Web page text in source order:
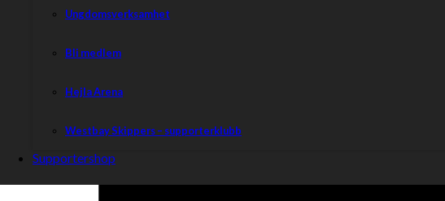
Ungdomsverksamhet
Bli medlem
Hejla Arena
Westbay Skippers – supporterklubb
Supportershop